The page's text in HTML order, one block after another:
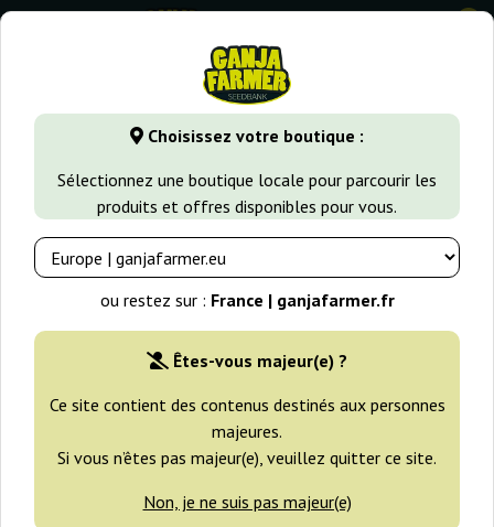
Choisissez votre boutique :
Sélectionnez une boutique locale pour parcourir les
produits et offres disponibles pour vous.
ou restez sur : France | ganjafarmer.fr
Êtes-vous majeur(e) ?
Ce site contient des contenus destinés aux personnes
majeures.
Si vous n’êtes pas majeur(e), veuillez quitter ce site.
Non, je ne suis pas majeur(e)
0
GanjaFarmer.fr Variétés de Cannabis Critical Critical